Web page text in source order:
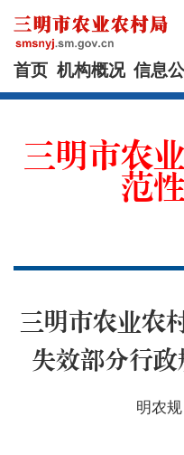
首页 机构概况 信息
三明市农
范
三明市农业农
失效部分行
明农